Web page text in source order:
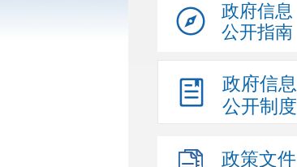
政府信息
公开指南
政府信息
公开制度
政策文件